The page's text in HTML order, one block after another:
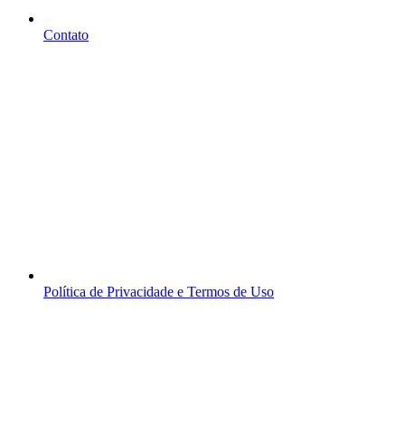
Contato
Política de Privacidade e Termos de Uso